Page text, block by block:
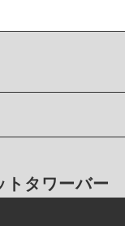
トタワーバー